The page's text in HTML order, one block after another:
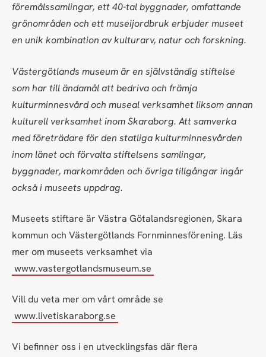
föremålssamlingar, ett 40-tal byggnader, omfattande
grönområden och ett museijordbruk erbjuder museet
en unik kombination av kulturarv, natur och forskning.
Västergötlands museum är en självständig stiftelse
som har till ändamål att bedriva och främja
kulturminnesvård och museal verksamhet liksom annan
kulturell verksamhet inom Skaraborg. Att samverka
med företrädare för den statliga kulturminnesvården
inom länet och förvalta stiftelsens samlingar,
byggnader, markområden och övriga tillgångar ingår
också i museets uppdrag.
Museets stiftare är Västra Götalandsregionen, Skara
kommun och Västergötlands Fornminnesförening. Läs
mer om museets verksamhet via
www.vastergotlandsmuseum.se
Vill du veta mer om vårt område se
www.livetiskaraborg.se
Vi befinner oss i en utvecklingsfas där flera